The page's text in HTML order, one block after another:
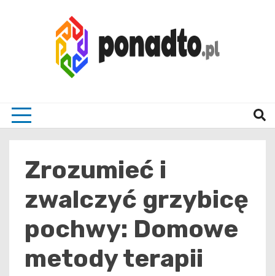
Zrozumieć i
zwalczyć grzybicę
pochwy: Domowe
metody terapii